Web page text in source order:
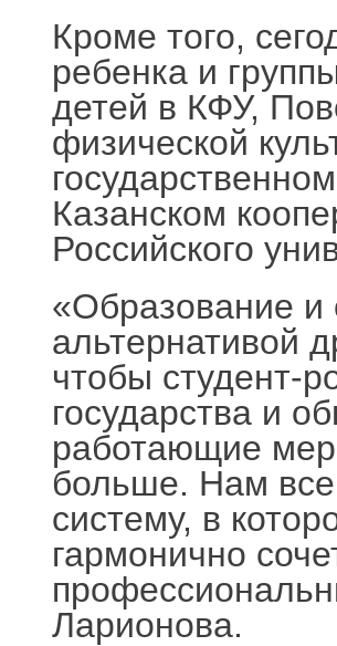
Кроме того,
ребенка и
детей в КФУ,
физической
Казанском
Российского
«Образование
альтернативой
чтобы студент-
государства и
работающие
больше. Нам
систему, в
гармонично
Ларионова.